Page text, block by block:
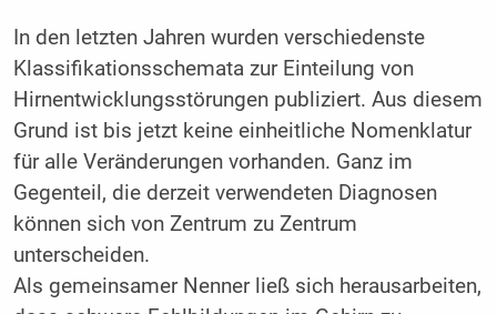
In den letzten Jahren wurden verschiedenste
Klassifikationsschemata zur Einteilung von
Hirnentwicklungsstörungen publiziert. Aus diesem
Grund ist bis jetzt keine einheitliche Nomenklatur
für alle Veränderungen vorhanden. Ganz im
Gegenteil, die derzeit verwendeten Diagnosen
können sich von Zentrum zu Zentrum
unterscheiden.
Als gemeinsamer Nenner ließ sich herausarbeiten,